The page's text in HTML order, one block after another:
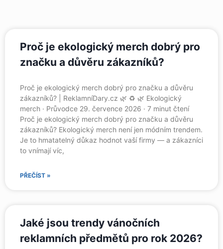
Proč je ekologický merch dobrý pro
značku a důvěru zákazníků?
Proč je ekologický merch dobrý pro značku a důvěru
zákazníků? | ReklamníDary.cz 🌿 ♻️ 🌿 Ekologický
merch · Průvodce 29. července 2026 · 7 minut čtení
Proč je ekologický merch dobrý pro značku a důvěru
zákazníků? Ekologický merch není jen módním trendem.
Je to hmatatelný důkaz hodnot vaší firmy — a zákazníci
to vnímají víc,
PŘEČÍST »
Jaké jsou trendy vánočních
reklamních předmětů pro rok 2026?